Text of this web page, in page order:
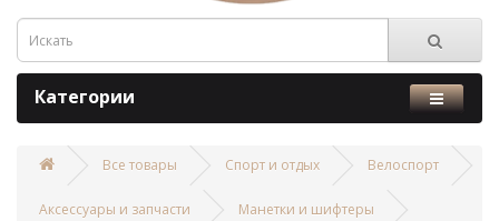
Категории
Все товары Спорт и отдых Велоспорт
Аксессуары и запчасти Манетки и шифтеры